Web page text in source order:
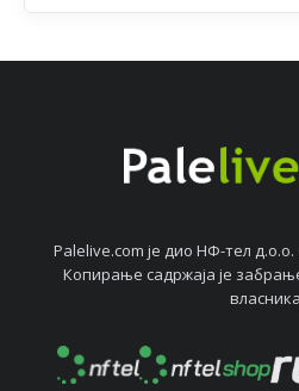
Palelive.com јe дио НФ-тeл
Копирањe садржаја јe